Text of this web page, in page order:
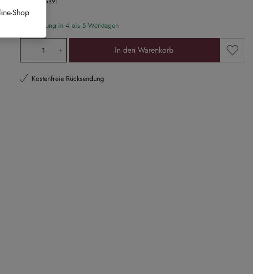
Lieferung in 4 bis 5 Werktagen
Produkt Anzahl: Gib den gewünschten
In den Warenkorb Zum
Kostenfreie Rücksendung
Shop